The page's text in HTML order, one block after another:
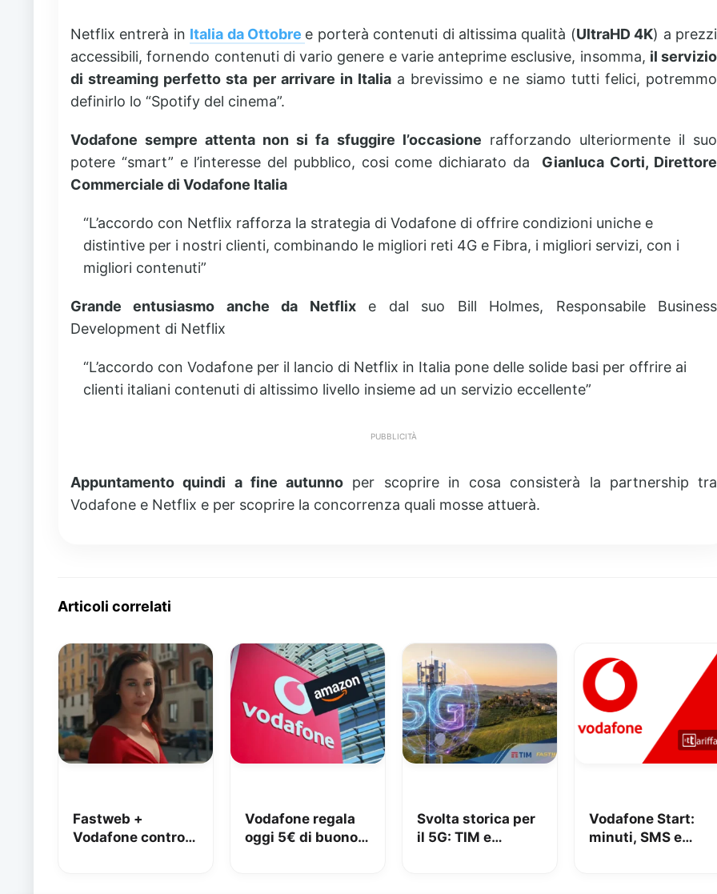
Netflix entrerà in Italia da Ottobre e porterà contenuti di altissima qualità (UltraHD 4K) a prezzi
accessibili, fornendo contenuti di vario genere e varie anteprime esclusive, insomma, il servizio
di streaming perfetto sta per arrivare in Italiaa brevissimo e ne siamo tutti felici, potremmo
definirlo lo “Spotify del cinema”.
Vodafone sempre attenta non si fa sfuggire l’occasione rafforzando ulteriormente il suo
potere “smart” e l’interesse del pubblico, cosi come dichiarato da Gianluca Corti, Direttore
Commerciale di Vodafone Italia
“L’accordo con Netflix rafforza la strategia di Vodafone di offrire condizioni uniche e
distintive per i nostri clienti, combinando le migliori reti 4G e Fibra, i migliori servizi, con i
migliori contenuti”
Grande entusiasmo anche da Netflixe dal suo Bill Holmes, Responsabile Business
Development di Netflix
“L’accordo con Vodafone per il lancio di Netflix in Italia pone delle solide basi per offrire ai
clienti italiani contenuti di altissimo livello insieme ad un servizio eccellente”
PUBBLICITÀ
Appuntamento quindi a fine autunno per scoprire in cosa consisterà la partnership tra
Vodafone e Netflix e per scoprire la concorrenza quali mosse attuerà.
Articoli correlati
Fastweb +
Vodafone contro
Vodafone regala
oggi 5€ di buono
Svolta storica per
il 5G: TIM e
Vodafone Start:
minuti, SMS e